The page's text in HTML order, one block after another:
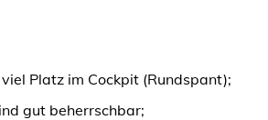
Platz im Cockpit (Rundspant);
gut beherrschbar;